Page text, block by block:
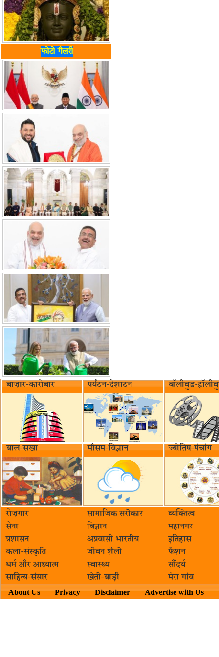
फोटो गैलरी
बाज़ार-कारोबार पर्यटन-देशाटन बॉलीवुड-
बाल-सखा मौसम-विज्ञान ज्योतिष-पंचांग
रोज़गार सामाजिक सरॊकार‌
व्यक्तित्व
सेना
विज्ञान
महानगर
प्रशासन
अप्रवासी भारतीय
इतिहास
कला-संस्कृति
जीवन शैली
फैशन
धर्म और आध्यात्म
स्वास्थ्य
सौंदर्य
साहित्य-संसार
खेती-बाड़ी मेरा गांव
About Us Privacy Disclaimer Advertise with Us